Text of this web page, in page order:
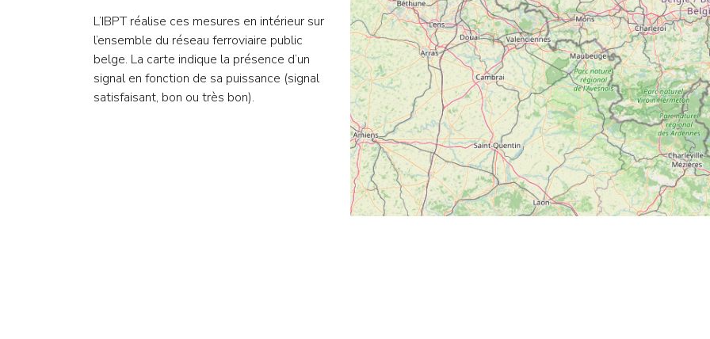
L’IBPT réalise ces mesures en intérieur sur
l’ensemble du réseau ferroviaire public
belge. La carte indique la présence d’un
signal en fonction de sa puissance (signal
satisfaisant, bon ou très bon).